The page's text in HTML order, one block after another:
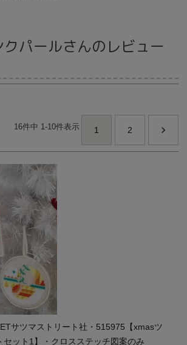
について
いて
について
クパールさんのレビュー
16件中 1-10件表示 1 2
サツマストリート社・515975【xmasツ
セット1】・クロスステッチ図案のみ